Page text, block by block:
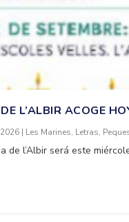
L’ALBIR ACOGE
| Les Marines, Letras,
de l’Albir será este